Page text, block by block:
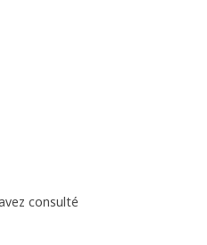
consulté